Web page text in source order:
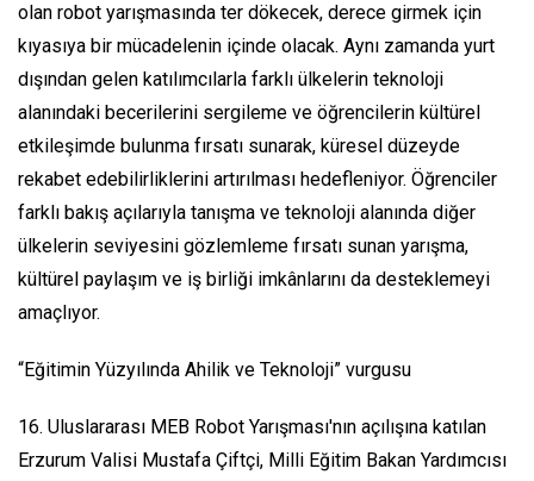
olan robot yarışmasında ter dökecek, derece girmek için
kıyasıya bir mücadelenin içinde olacak. Aynı zamanda yurt
dışından gelen katılımcılarla farklı ülkelerin teknoloji
alanındaki becerilerini sergileme ve öğrencilerin kültürel
etkileşimde bulunma fırsatı sunarak, küresel düzeyde
rekabet edebilirliklerini artırılması hedefleniyor. Öğrenciler
farklı bakış açılarıyla tanışma ve teknoloji alanında diğer
ülkelerin seviyesini gözlemleme fırsatı sunan yarışma,
kültürel paylaşım ve iş birliği imkânlarını da desteklemeyi
amaçlıyor.
“Eğitimin Yüzyılında Ahilik ve Teknoloji” vurgusu
16. Uluslararası MEB Robot Yarışması'nın açılışına katılan
Erzurum Valisi Mustafa Çiftçi, Milli Eğitim Bakan Yardımcısı